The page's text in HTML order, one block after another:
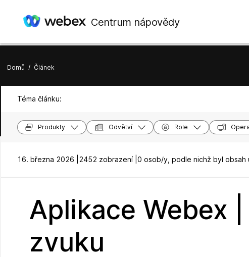
Centrum nápovědy
Domů / Článek
Téma článku:
Produkty Odvětví Role
16. března 2026 | 2452 zobrazení | 0 osob/y, podle nichž byl obsah
Aplikace Webex
zvuku